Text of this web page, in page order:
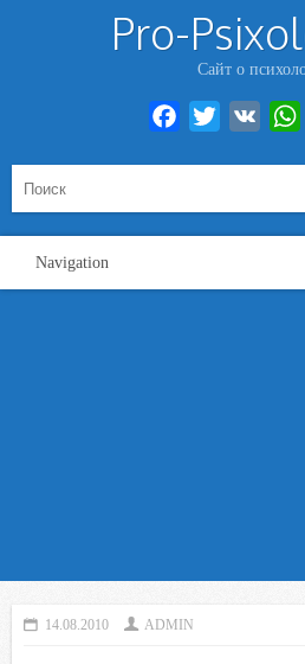
Pro-
Сайт о
Facebook
Twitter VK
Navigation
14.08.2010 ADMIN